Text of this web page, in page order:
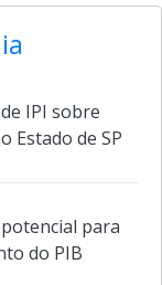
IPI sobre
Estado de SP
para
do PIB